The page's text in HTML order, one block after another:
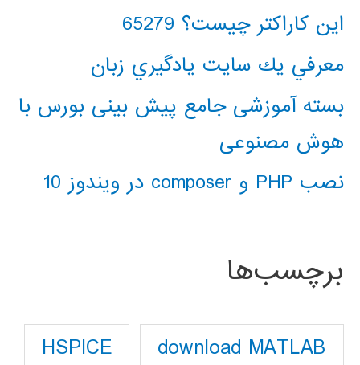
این کاراکتر چیست؟ 65279
معرفي يك سايت يادگيري زبان
بسته آموزشی جامع پیش بینی بورس با
هوش مصنوعی
نصب PHP و composer در ویندوز 10
برچسب‌ها
download MATLAB
HSPICE